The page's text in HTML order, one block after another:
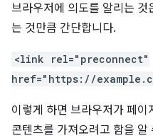
브라우저에 의도를 알리는
는 것만큼 간단합니다.
<link rel="preconnect"
href="https://
이렇게 하면 브라우저가 페이
콘텐츠를 가져오려고 함을 알